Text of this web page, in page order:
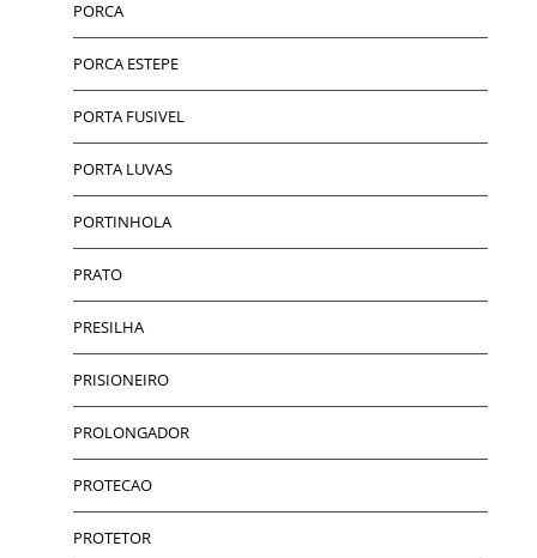
PORCA
PORCA ESTEPE
PORTA FUSIVEL
PORTA LUVAS
PORTINHOLA
PRATO
PRESILHA
PRISIONEIRO
PROLONGADOR
PROTECAO
PROTETOR